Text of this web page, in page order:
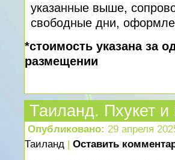
указанные выше,
свободные дни,
*стоимость указана за
размещении
Таиланд. Пхукет
Опубликовано: 29 апреля
Таиланд | Оставить